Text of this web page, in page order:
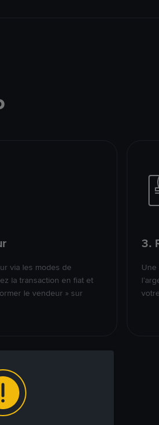
via les modes de
la transaction en fiat et
le vendeur » sur
3.